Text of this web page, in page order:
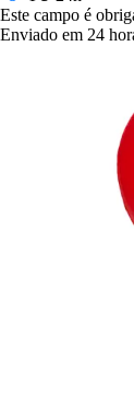
Este campo é
Enviado em 24